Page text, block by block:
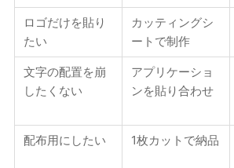
ロゴだけを貼り
たい
カッティングシ
ートで制作
文字の配置を崩
したくない
アプリケーショ
ンを貼り合わせ
配布用にしたい 1枚カットで納品